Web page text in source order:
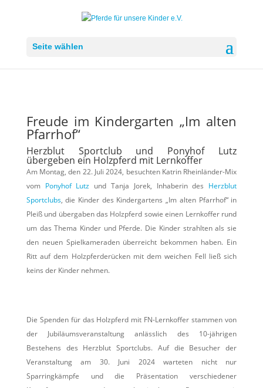
Seite wählen
Freude im Kindergarten „Im alten
Pfarrhof“
Herzblut Sportclub und Ponyhof Lutz
übergeben ein Holzpferd mit Lernkoffer
Am Montag, den 22. Juli 2024, besuchten Katrin Rheinländer-Mix
vom Ponyhof Lutz und Tanja Jorek, Inhaberin des Herzblut
Sportclubs, die Kinder des Kindergartens „Im alten Pfarrhof“ in
Pleiß und übergaben das Holzpferd sowie einen Lernkoffer rund
um das Thema Kinder und Pferde. Die Kinder strahlten als sie
den neuen Spielkameraden überreicht bekommen haben. Ein
Ritt auf dem Holzpferderücken mit dem weichen Fell ließ sich
keins der Kinder nehmen.
Die Spenden für das Holzpferd mit FN-Lernkoffer stammen von
der Jubiläumsveranstaltung anlässlich des 10-jährigen
Bestehens des Herzblut Sportclubs. Auf die Besucher der
Veranstaltung am 30. Juni 2024 warteten nicht nur
Sparringkämpfe und die Präsentation verschiedener